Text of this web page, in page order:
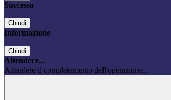
Successo
Chiudi
Informazione
Chiudi
Attendere...
Attendere il completamento dell'operazione...